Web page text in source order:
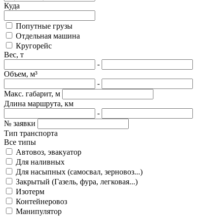
Куда
Попутные грузы
Отдельная машина
Кругорейс
Вес, т
-
Объем, м³
-
Макс. габарит, м
Длина маршрута, км
-
№ заявки
Тип транспорта
Все типы
Автовоз, эвакуатор
Для наливных
Для насыпных (самосвал, зерновоз...)
Закрытый (Газель, фура, легковая...)
Изотерм
Контейнеровоз
Манипулятор